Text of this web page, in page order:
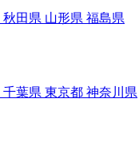
秋田県 山形県 福島県
千葉県 東京都 神奈川県